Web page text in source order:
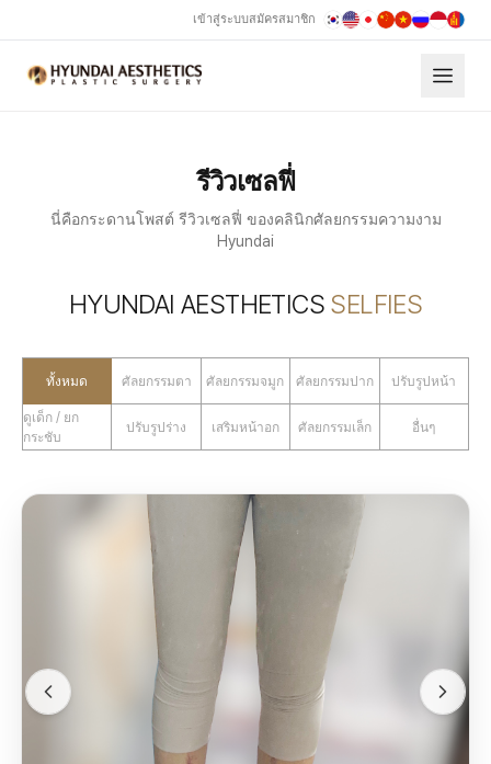
เข้าสู่ระบบสมัครสมาชิก
รีวิวเซลฟี่
นี่คือกระดานโพสต์ รีวิวเซลฟี่ ของคลินิกศัลยกรรมความงาม
Hyundai
HYUNDAI AESTHETICS SELFIES
ทั้งหมด ศัลยกรรมตา ศัลยกรรมจมูก ศัลยกรรมปาก ปรับรูปหน้า
ดูเด็ก / ยก
กระชับ
ปรับรูปร่าง เสริมหน้าอก ศัลยกรรมเล็ก อื่นๆ